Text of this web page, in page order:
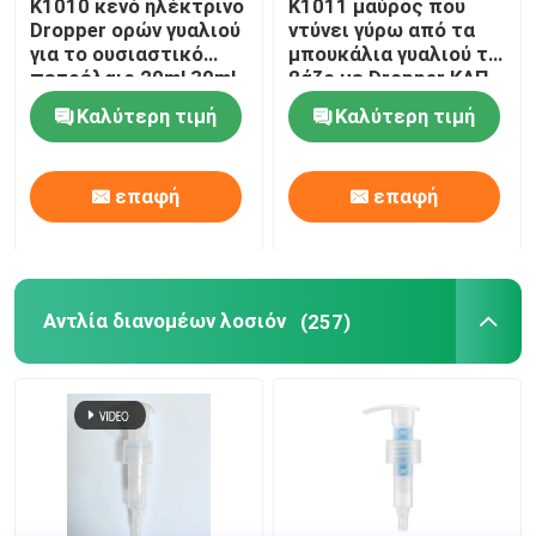
Λεπτός ψεκαστήρας αντλιών υδρονέφωσης
Dropper ουσιαστικού πετρελαίου
Αντλία διανομέων λοσιόν
Αντλία πλαστικού αφρού
Πολωνική Remover καρφιών αντλία
χωρίς αέρα μπουκάλι αντλιών
K1010 κενό ηλέκτρινο
Dropper ορών γυαλιού
για το ουσιαστικό
πετρέλαιο 20ml 30ml
50ml
Καλύτερη τιμή
επαφή
K1011 μαύρος που
ντύνει γύρω από τα
μπουκάλια γυαλιού το
βάζο με Dropper ΚΑΠ
μπαμπού
Καλύτερη τιμή
επαφή
Αντλία διανομέων λοσιόν (257)